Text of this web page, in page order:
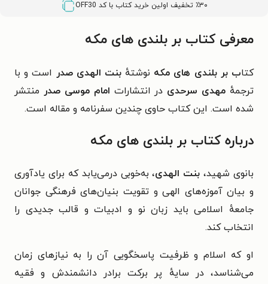
٪۳۰ تخفیف اولین خرید کتاب با کد OFF30
معرفی کتاب بر بلندی های مکه
کتاب بر بلندی های مکه نوشتهٔبنت الهدی صدر است و با
ترجمهٔ مهدی سرحدی در انتشارات امام موسی صدر منتشر
شده است. این کتاب حاوی چندین سفرنامه و مقاله است.
درباره کتاب بر بلندی های مکه
بانوی شهید، بنت الهدی، به‌خوبی درمی‌یابد که برای یادآوری
و بیان آموزه‌های الهی و تقویت بنیان‌های فرهنگی جوانان
جامعهٔ اسلامی باید زبان نو و ادبیات و قالب جدیدی را
انتخاب کند.
او که اسلام و ظرفیت پاسخگویی آن را به نیازهای زمان
می‌شناسد، در سایهٔ پر برکت برادر دانشمندش و فقیه